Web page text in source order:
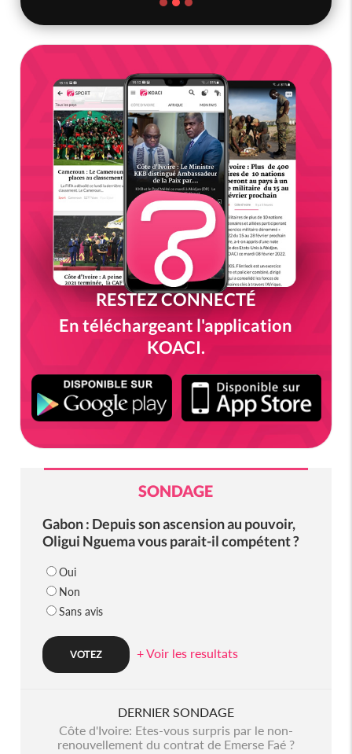
RESTEZ CONNECTÉ
En téléchargeant l'application
KOACI.
SONDAGE
Gabon : Depuis son ascension au pouvoir,
Oligui Nguema vous parait-il compétent ?
Oui
Non
Sans avis
+ Voir les resultats
DERNIER SONDAGE
Côte d'Ivoire: Etes-vous surpris par le non-
renouvellement du contrat de Emerse Faé ?